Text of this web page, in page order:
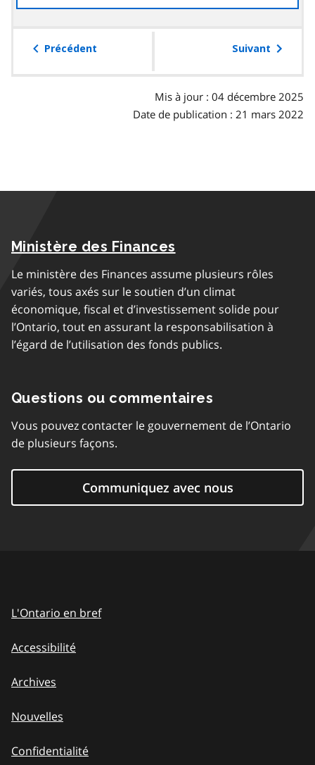
à
table
Précédent Suivant
Mis à jour : 04 décembre 2025
Date de publication : 21 mars 2022
Ministère des Finances
Le ministère des Finances assume plusieurs rôles
variés, tous axés sur le soutien d’un climat
économique, fiscal et d’investissement solide pour
l’Ontario, tout en assurant la responsabilisation à
l’égard de l’utilisation des fonds publics.
Questions ou commentaires
Vous pouvez contacter le gouvernement de l’Ontario
de plusieurs façons.
Communiquez avec nous
L'Ontario en bref
Accessibilité
Archives
Nouvelles
Confidentialité